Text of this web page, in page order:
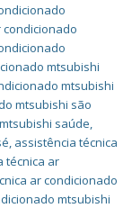
condicionado
mtsubishi
mtsubishi
mtsubishi são
saúde,
, assistência técnica
técnica ar
ar condicionado
mtsubishi